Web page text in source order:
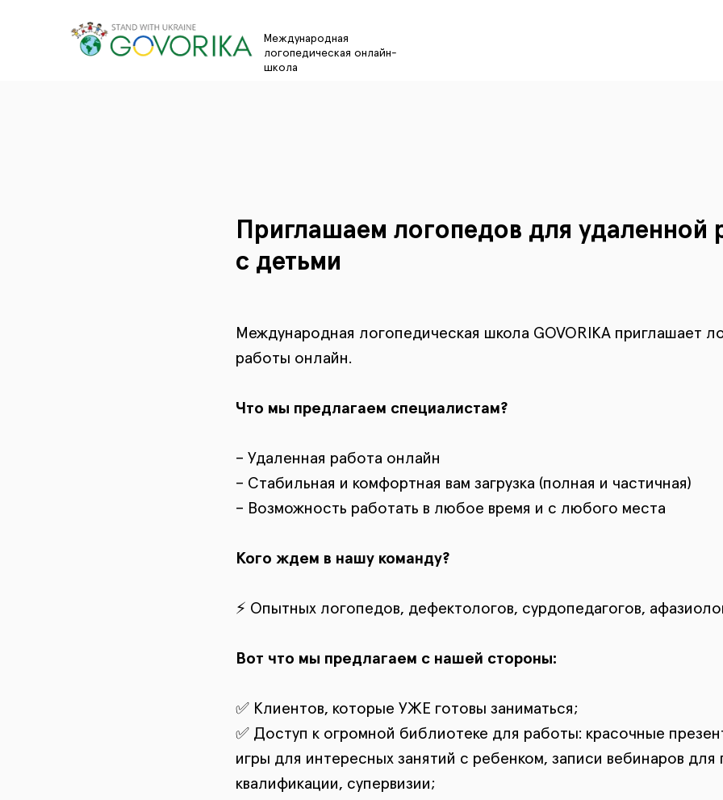
Международная
логопедическая онлайн-
школа
Приглашаем логопедов для удаленной
с детьми
Международная логопедическая школа GOVORIKA приглашает
работы онлайн.
Что мы предлагаем специалистам?
– Удаленная работа онлайн
– Стабильная и комфортная вам загрузка (полная и частичная)
– Возможность работать в любое время и с любого места
Кого ждем в нашу команду?
⚡️ Опытных логопедов, дефектологов, сурдопедагогов,
Вот что мы предлагаем с нашей стороны:
✅ Клиентов, которые УЖЕ готовы заниматься;
✅ Доступ к огромной библиотеке для работы: красочные
игры для интересных занятий с ребенком, записи вебинаров
квалификации, супервизии;